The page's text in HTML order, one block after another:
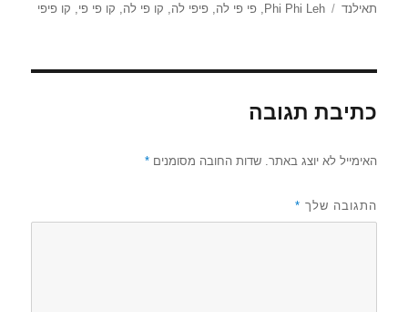
בתאריך
תאילנד
תגיות
Phi Phi Leh
,פי פי לה,פיפי לה, קו פי לה, קו פי פי, קו פיפי
כתיבת תגובה
האימייל לא יוצג באתר. שדות החובה מסומנים*
התגובה שלך *